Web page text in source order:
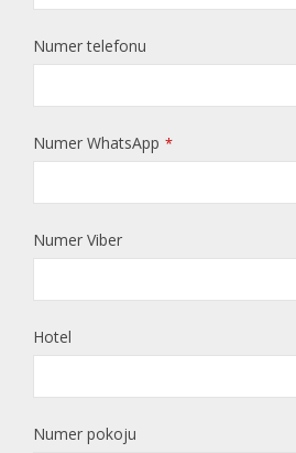
Numer telefonu
Numer WhatsApp *
Numer Viber
Hotel
Numer pokoju